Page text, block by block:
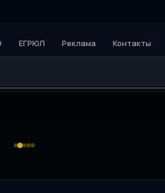
ЕГРЮЛ Реклама Контакты